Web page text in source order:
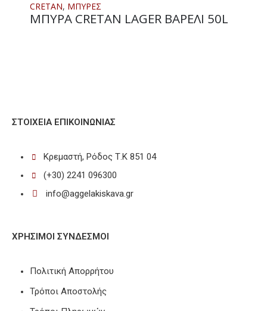
CRETAN, ΜΠΥΡΕΣ
ΜΠΥΡΑ CRETAN LAGER ΒΑΡΕΛΙ 50L
ΣΤΟΙΧΕΊΑ ΕΠΙΚΟΙΝΩΝΊΑΣ
Κρεμαστή, Ρόδος Τ.Κ 851 04
(+30) 2241 096300
info@aggelakiskava.gr
ΧΡΗΣΙΜΟΙ ΣΥΝΔΕΣΜΟΙ
Πολιτική Απορρήτου
Τρόποι Αποστολής